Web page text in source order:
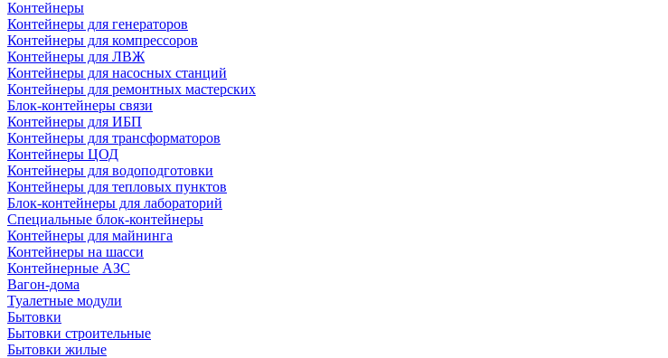
Контейнеры
Контейнеры для генераторов
Контейнеры для компрессоров
Контейнеры для ЛВЖ
Контейнеры для насосных станций
Контейнеры для ремонтных мастерских
Блок-контейнеры связи
Контейнеры для ИБП
Контейнеры для трансформаторов
Контейнеры ЦОД
Контейнеры для водоподготовки
Контейнеры для тепловых пунктов
Блок-контейнеры для лабораторий
Специальные блок-контейнеры
Контейнеры для майнинга
Контейнеры на шасси
Контейнерные АЗС
Вагон-дома
Туалетные модули
Бытовки
Бытовки строительные
Бытовки жилые